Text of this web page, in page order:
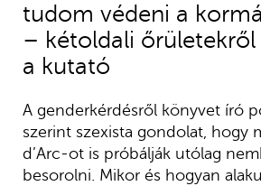
tudom védeni a
– kétoldali
a kutató
A genderkérdésről könyvet író
szerint szexista gondolat, hogy
d’Arc-ot is próbálják utólag
besorolni. Mikor és hogyan